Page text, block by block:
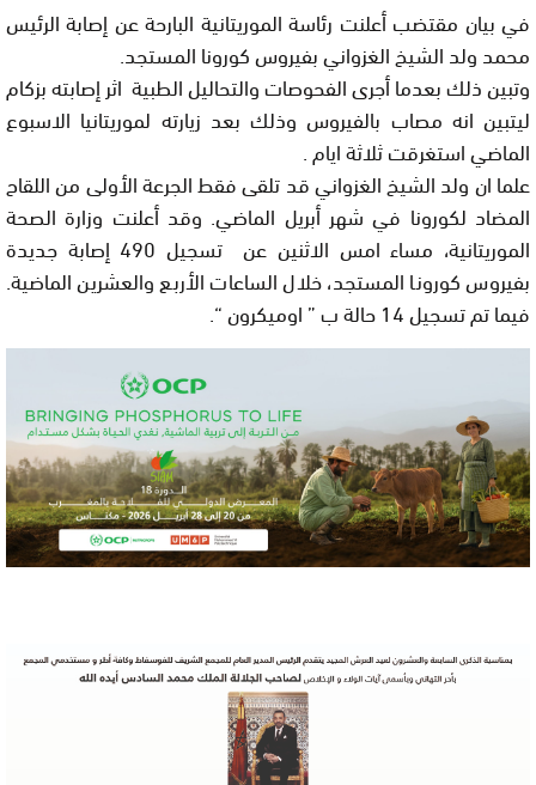
في بيان مقتضب أعلنت رئاسة الموريتانية البارحة عن إصابة الرئيس
محمد ولد الشيخ الغزواني بفيروس كورونا المستجد.
وتبين ذلك بعدما أجرى الفحوصات والتحاليل الطبية اثر إصابته بزكام
ليتبين انه مصاب بالفيروس وذلك بعد زيارته لموريتانيا الاسبوع
الماضي استغرقت ثلاثة ايام .
علما ان ولد الشيخ الغزواني قد تلقى فقط الجرعة الأولى من اللقاح
المضاد لكورونا في شهر أبريل الماضي. وقد أعلنت وزارة الصحة
الموريتانية، مساء امس الاثنين عن تسجيل 490 إصابة جديدة
بفيروس كورونا المستجد، خلال الساعات الأربع والعشرين الماضية.
فيما تم تسجيل 14 حالة ب ” اوميكرون “.